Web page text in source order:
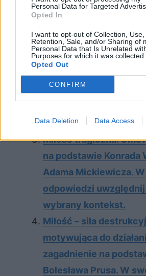
Personal Data for Targeted
Opted In
I want to opt-out of Collection, Use,
Retention, Sale, and/or Sharing of
Personal Data that Is Unrelated
Purposes for which it was collected.
Opted Out
CONFIRM
Data Deletion Data Access
Prusa oraz innych
od przyjemnych
problem i uzasadnij
odwołując się do
fragmentów
tekstów kultury.
Miłość tragiczna.
na podstawie Konrada
Adama Mickiewicza.
odpowiedzi
wybrany kontekst.
Miłość – siła
motywująca do
zagadnienie na
Bolesława Prusa. W